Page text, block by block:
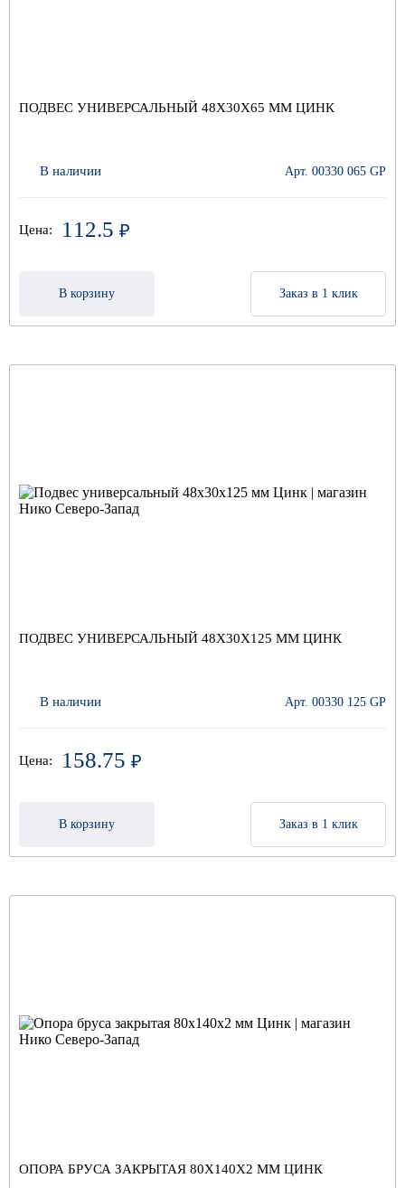
ПОДВЕС УНИВЕРСАЛЬНЫЙ 48Х30Х65 ММ ЦИНК
В наличии Арт. 00330 065 GP
Цена: 112.5 ₽
В корзину Заказ в 1 клик
ПОДВЕС УНИВЕРСАЛЬНЫЙ 48Х30Х125 ММ ЦИНК
В наличии Арт. 00330 125 GP
Цена: 158.75 ₽
В корзину Заказ в 1 клик
ОПОРА БРУСА ЗАКРЫТАЯ 80Х140Х2 ММ ЦИНК